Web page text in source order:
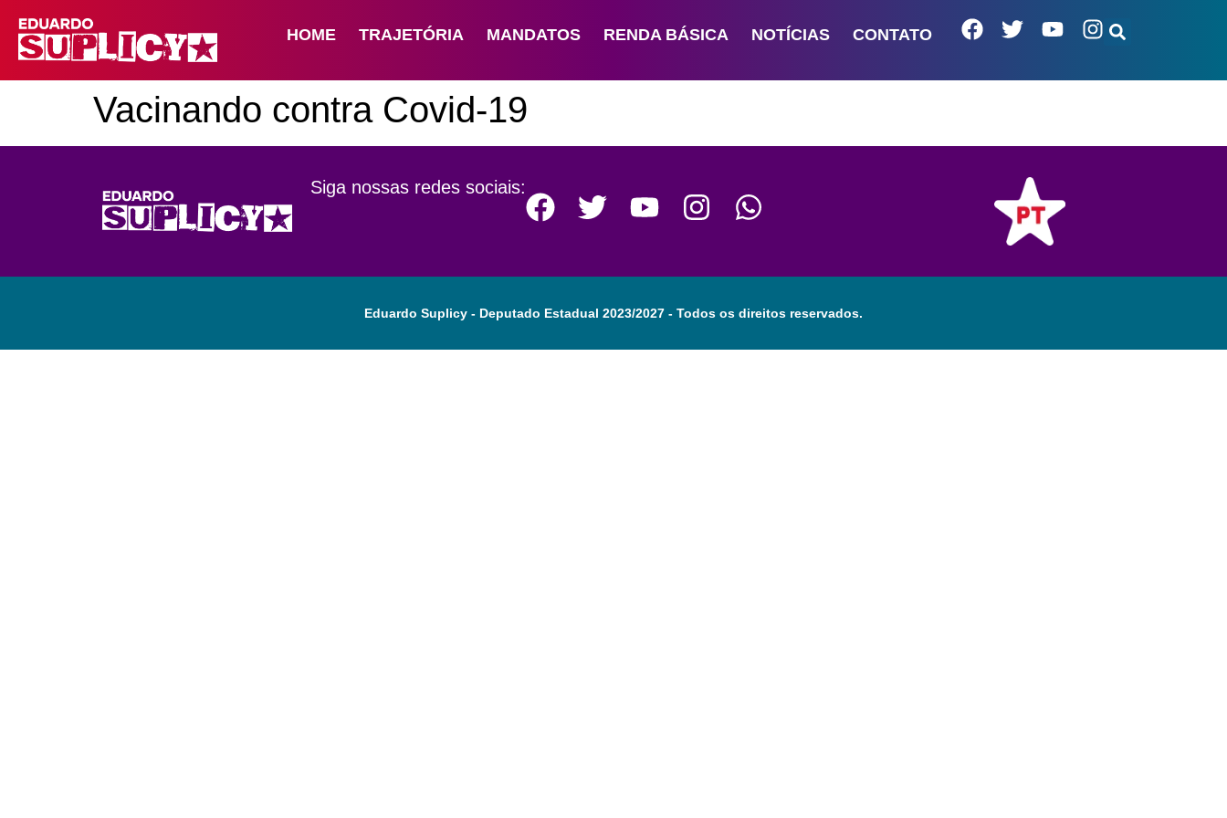
HOME TRAJETÓRIA MANDATOS RENDA BÁSICA NOTÍCIAS CONTATO
Vacinando contra Covid-19
Siga nossas redes sociais:
Eduardo Suplicy - Deputado Estadual 2023/2027 - Todos os direitos reservados.